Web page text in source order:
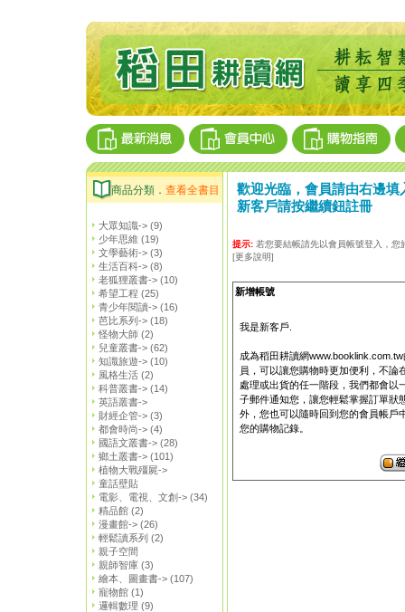
商品分類． 查看全書目
大眾知識-> (9)
少年思維 (19)
文學藝術-> (3)
生活百科-> (8)
老狐狸叢書-> (10)
希望工程 (25)
青少年閱讀-> (16)
芭比系列-> (18)
怪物大師 (2)
兒童叢書-> (62)
知識旅遊-> (10)
風格生活 (2)
科普叢書-> (14)
英語叢書->
財經企管-> (3)
都會時尚-> (4)
國語文叢書-> (28)
鄉土叢書-> (101)
植物大戰殭屍->
童話壁貼
電影、電視、文創-> (34)
精品館 (2)
漫畫館-> (26)
輕鬆讀系列 (2)
親子空間
親師智庫 (3)
繪本、圖畫書-> (107)
寵物館 (1)
邏輯數理 (9)
歡迎光臨，會員請由右邊
新客戶請按繼續鈕註冊
提示: 若您要結帳請先以會員帳號登入，
[更多說明]
新增帳號
我是新客戶.
成為稻田耕讀網
員，可以讓您購物時更加便利，不論
處理或出貨的任一階段，我們都會以
子郵件通知您，讓您輕鬆掌握訂單狀
外，您也可以隨時回到您的會員帳戶
您的購物記錄。